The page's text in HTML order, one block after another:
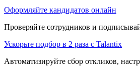
Оформляйте кандидатов онлайн
Проверяйте сотрудников и
Ускорьте подбор в 2 раза с Talantix
Автоматизируйте сбор откликов,